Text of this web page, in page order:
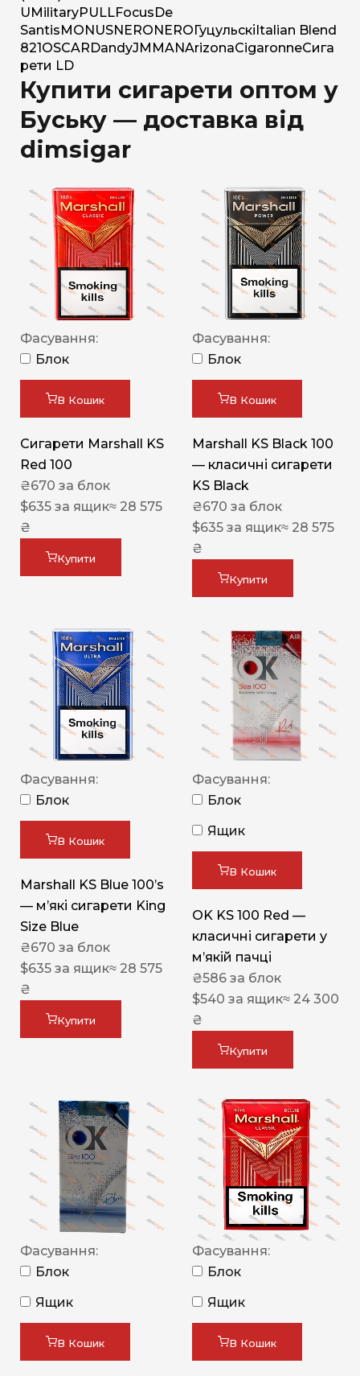
U MilitaryPULLFocus De
Santis MONUSNERO NERO Гуцульскі Italian Blend
821 OSCAR DandyJM MANArizonaCigaronneСига
рети LD
Купити сигарети оптом у
Буську — доставка від
dimsigar
Фасування:
Блок
В Кошик
Сигарети Marshall KS
Red 100
₴670 за блок
$635 за ящик≈ 28 575
₴
Купити
Фасування:
Блок
В Кошик
Marshall KS Black 100
— класичні сигарети
KS Black
₴670 за блок
$635 за ящик≈ 28 575
₴
Купити
Фасування:
Блок
В Кошик
Marshall KS Blue 100’s
— м’які сигарети King
Size Blue
₴670 за блок
$635 за ящик≈ 28 575
₴
Купити
Фасування:
Блок
Ящик
В Кошик
OK KS 100 Red —
класичні сигарети у
м’якій пачці
₴586 за блок
$540 за ящик≈ 24 300
₴
Купити
Фасування:
Блок
Ящик
В Кошик
Фасування:
Блок
Ящик
В Кошик